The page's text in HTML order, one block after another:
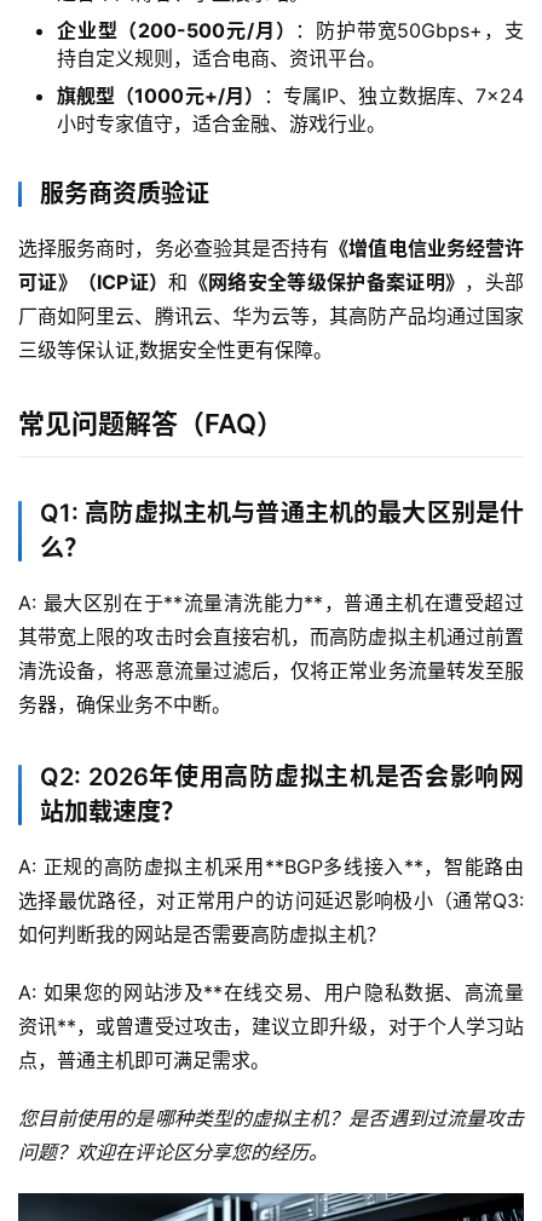
教
网
站
维
拟
主
行
业
动
标
归
档
企业型（200-500元/月）
：防护带宽50Gbps+，支
持自定义规则，适合电商、资讯平台。
旗舰型（1000元+/月）
：专属IP、独立数据库、7×24
小时专家值守，适合金融、游戏行业。
服务商资质验证
选择服务商时，务必查验其是否持有 《增值电信业务经营许
可证》（ICP证）和 《网络安全等级保护备案证明》 ，头部
厂商如阿里云、腾讯云、华为云等，其高防产品均通过国家
三级等保认证,数据安全性更有保障。
常见问题解答（FAQ）
Q1: 高防虚拟主机与普通主机的最大区别是什
么？
A: 最大区别在于**流量清洗能力**，普通主机在遭受超过
其带宽上限的攻击时会直接宕机，而高防虚拟主机通过前置
清洗设备，将恶意流量过滤后，仅将正常业务流量转发至服
务器，确保业务不中断。
Q2: 2026年使用高防虚拟主机是否会影响网
站加载速度？
A: 正规的高防虚拟主机采用**BGP多线接入**，智能路由
选择最优路径，对正常用户的访问延迟影响极小（通常Q3:
如何判断我的网站是否需要高防虚拟主机？
A: 如果您的网站涉及**在线交易、用户隐私数据、高流量
资讯**，或曾遭受过攻击，建议立即升级，对于个人学习站
点，普通主机即可满足需求。
您目前使用的是哪种类型的虚拟主机？是否遇到过流量攻击
问题？欢迎在评论区分享您的经历。